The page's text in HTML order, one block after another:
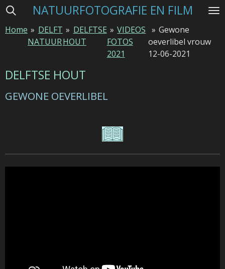
Ga
naar
NATUURFOTOGRAFIE EN FILM
Home » DELFT
NATUUR
» DELFTSE
HOUT
» VIDEOS
FOTOS
2021
» Gewone
oeverlibel vrouw
12-06-2021
DELFTSE HOUT
GEWONE OEVERLIBEL